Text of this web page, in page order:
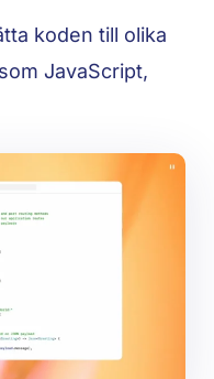
koden till olika
JavaScript,